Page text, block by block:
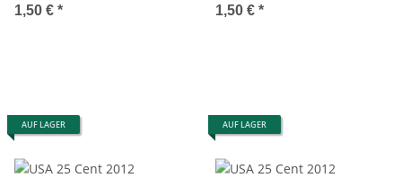
1,50 € * 1,50 € *
AUF LAGER AUF LAGER